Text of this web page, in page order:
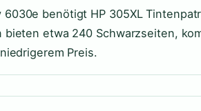
6030e benötigt HP 305XL
bieten etwa 240 Schwarzseiten,
Preis.